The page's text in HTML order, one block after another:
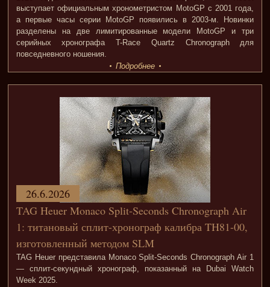
выступает официальным хронометристом MotoGP с 2001 года,
а первые часы серии MotoGP появились в 2003-м. Новинки
разделены на две лимитированные модели MotoGP и три
серийных хронографа T-Race Quartz Chronograph для
повседневного ношения.
Подробнее
TAG Heuer Monaco Split-Seconds Chronograph Air
1: титановый сплит-хронограф калибра TH81-00,
изготовленный методом SLM
TAG Heuer представила Monaco Split-Seconds Chronograph Air 1
— сплит-секундный хронограф, показанный на Dubai Watch
Week 2025.
26.6.2026